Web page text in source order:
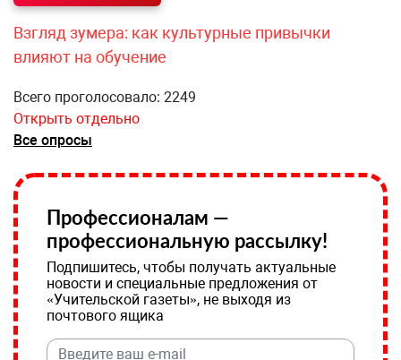
Взгляд зумера: как культурные привычки
влияют на обучение
Всего проголосовало: 2249
Открыть отдельно
Все опросы
Профессионалам —
профессиональную рассылку!
Подпишитесь, чтобы получать актуальные
новости и специальные предложения от
«Учительской газеты», не выходя из
почтового ящика